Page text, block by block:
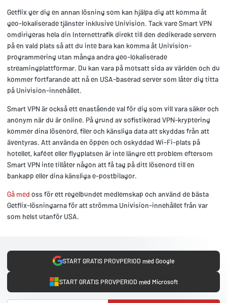
Getflix ger dig en annan lösning som kan hjälpa dig att komma åt
geo-lokaliserade tjänster inklusive Univision. Tack vare Smart VPN
omdirigeras hela din Internettrafik direkt till den dedikerade servern
på en vald plats så att du inte bara kan komma åt Univision-
programmering utan många andra geo-lokaliserade
streamingplattformar. Du kan vara på motsatt sida av världen och du
kommer fortfarande att nå en USA-baserad server som låter dig titta
på Univision-innehållet.
Smart VPN är också ett enastående val för dig som vill vara säker och
anonym när du är online. På grund av sofistikerad VPN-kryptering
kommer dina lösenord, filer och känsliga data att skyddas från att
äventyras. Att använda en öppen och oskyddad Wi-Fi-plats på
hotellet, kaféet eller flygplatsen är inte längre ett problem eftersom
Smart VPN inte tillåter någon att få tag på ditt lösenord till en
bankapp eller dina känsliga e-postbilagor.
Gå med oss för ett regelbundet medlemskap och använd de bästa
Getflix-lösningarna för att strömma Univision-innehållet från var
som helst utanför USA.
START GRATIS PROVPERIOD med Google
START GRATIS PROVPERIOD med Microsoft